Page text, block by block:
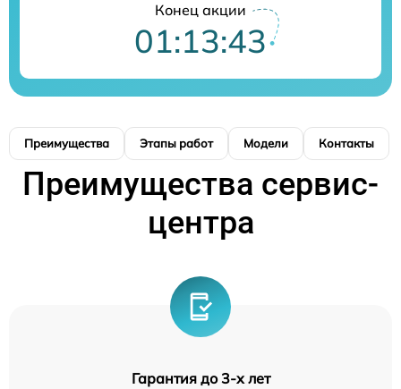
Конец акции
01:13:42
Преимущества Этапы работ Модели Контакты
Преимущества сервис-
центра
Гарантия до 3-х лет